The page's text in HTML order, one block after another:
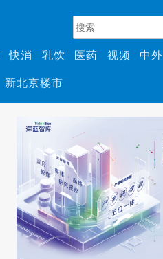
快消 乳饮 医药 视频 中外
新北京楼市